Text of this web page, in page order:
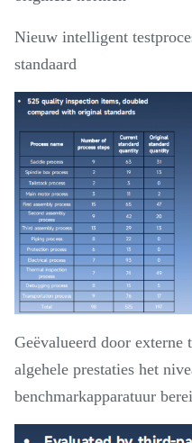
Nieuw intelligent
standaard
Geëvalueerd door externe
algehele prestaties het
benchmarkapparatuur